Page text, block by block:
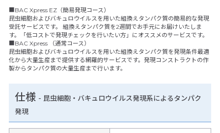
■BAC Xpress EZ（簡易発現コース）
昆虫細胞およびバキュロウイルスを用いた組換えタンパク質の簡易的な発現
受託サービスです。 組換えタンパク質を2週間でお手元にお届けいたしま
す。「低コストで発現チェックを行いたい方」にオススメのサービスです。
■BAC Xpress （通常コース）
昆虫細胞およびバキュロウイルスを用いた組換えタンパク質を発現条件最適
化から大量生産まで提供する網羅的サービスです。発現コンストラクトの作
製からタンパク質の大量生産まで行います。
仕様 - 昆虫細胞・バキュロウイルス発現系によるタンパク
発現